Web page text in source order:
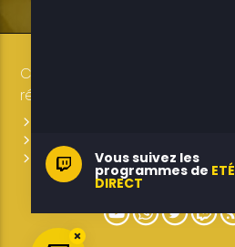
Copyright 2019-2025 ETELE
réservés / Conception: LUXE
Contactez-nous
Vous suivez les
programmes de
DIRECT